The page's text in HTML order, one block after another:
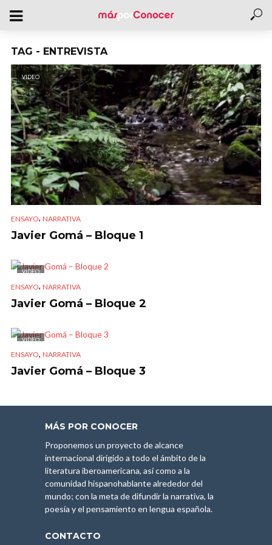
TAG - ENTREVISTA
VIDEO
ENSAYO, NARRATIVA
Javier Gomá – Bloque 1
VIDEO
ENSAYO, NARRATIVA
Javier Gomá – Bloque 2
VIDEO
ENSAYO, NARRATIVA
Javier Gomá – Bloque 3
MÁS POR CONOCER
Proponemos un proyecto de alcance
internacional dirigido a todo el ámbito de la
literatura iberoamericana, así como a la
comunidad hispanohablante alrededor del
mundo; con la meta de difundir la narrativa, la
poesía y el pensamiento en lengua española.
CONTACTO